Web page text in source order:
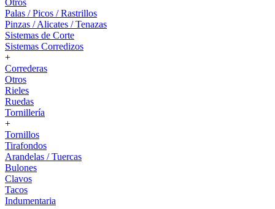
Otros
Palas / Picos / Rastrillos
Pinzas / Alicates / Tenazas
Sistemas de Corte
Sistemas Corredizos
+
Correderas
Otros
Rieles
Ruedas
Tornillería
+
Tornillos
Tirafondos
Arandelas / Tuercas
Bulones
Clavos
Tacos
Indumentaria